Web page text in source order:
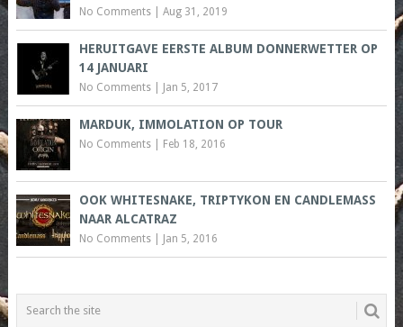
No Comments| Aug 31, 2019
HERUITGAVE EERSTE ALBUM DONNERWETTER OP
14 JANUARI
No Comments| Jan 5, 2017
MARDUK, IMMOLATION OP TOUR
No Comments| Feb 18, 2016
OOK WHITESNAKE, TRIPTYKON EN CANDLEMASS
NAAR ALCATRAZ
No Comments| Jan 5, 2016